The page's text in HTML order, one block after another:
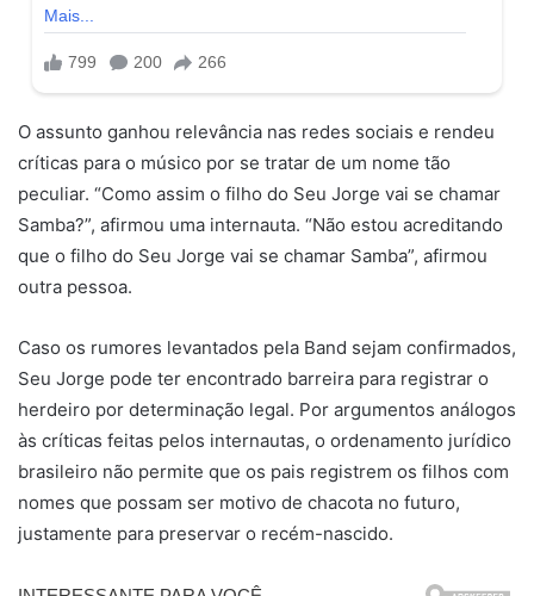
O assunto ganhou relevância nas redes sociais e rendeu
críticas para o músico por se tratar de um nome tão
peculiar. “Como assim o filho do Seu Jorge vai se chamar
Samba?”, afirmou uma internauta. “Não estou acreditando
que o filho do Seu Jorge vai se chamar Samba”, afirmou
outra pessoa.
Caso os rumores levantados pela Band sejam confirmados,
Seu Jorge pode ter encontrado barreira para registrar o
herdeiro por determinação legal. Por argumentos análogos
às críticas feitas pelos internautas, o ordenamento jurídico
brasileiro não permite que os pais registrem os filhos com
nomes que possam ser motivo de chacota no futuro,
justamente para preservar o recém-nascido.